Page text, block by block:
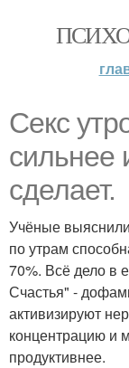
Секс
сильнее
сделает.
Учёные
по утрам
70%. Всё дело в
Счастья" -
активизируют
концентрацию и
продуктивнее.